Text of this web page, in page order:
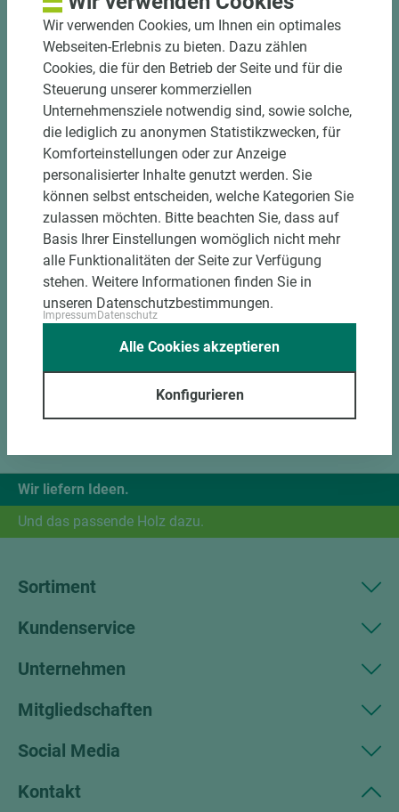
halbautomatische Beschickung
Einzelteiletikettierung auf Wunsch möglich
Materialschonende und kundengerechte
Verpackung der Fixmaße
Jetzt Zuschnitt anfragen
Wir liefern Ideen.
Und das passende Holz dazu.
Sortiment
Kundenservice
Unternehmen
Mitgliedschaften
Social Media
Kontakt
Wir verwenden Cookies, um Ihnen ein optimales
Webseiten-Erlebnis zu bieten. Dazu zählen
Cookies, die für den Betrieb der Seite und für die
Steuerung unserer kommerziellen
Unternehmensziele notwendig sind, sowie solche,
die lediglich zu anonymen Statistikzwecken, für
Komforteinstellungen oder zur Anzeige
personalisierter Inhalte genutzt werden. Sie
können selbst entscheiden, welche Kategorien Sie
zulassen möchten. Bitte beachten Sie, dass auf
Basis Ihrer Einstellungen womöglich nicht mehr
alle Funktionalitäten der Seite zur Verfügung
stehen. Weitere Informationen finden Sie in
unseren Datenschutzbestimmungen.
ImpressumDatenschutz
Konfigurieren
Alle Cookies akzeptieren